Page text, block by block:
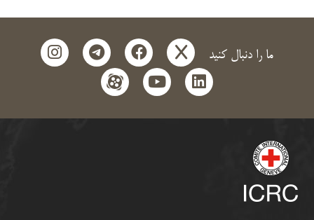
ما را دنبال کنید x
facebook
telegram
instagram
linkedin
youtube
aparat